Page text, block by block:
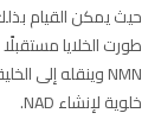
خلوية لإنشاء NAD.